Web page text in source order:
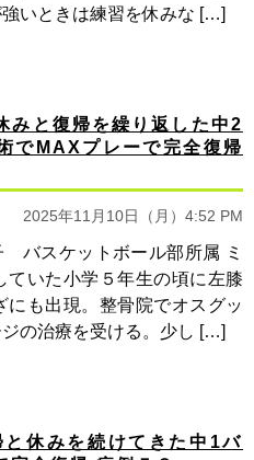
いときは練習を休みな […]
と復帰を繰り返した中2
でMAXプレーで完全復帰
2025年11月10日（月）4:52 PM
スケットボール部所属 ミ
ていた小学５年生の頃に左膝
も出現。整骨院でオスグッ
の治療を受ける。少し […]
休みを続けてきた中1バ